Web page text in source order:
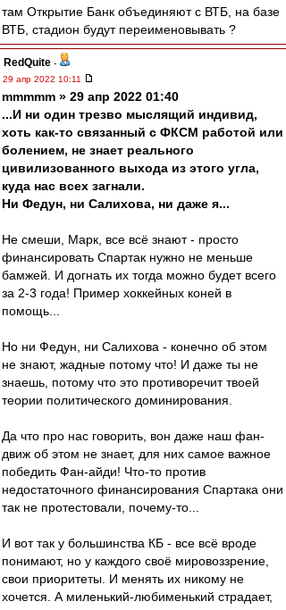
там Открытие Банк объединяют с ВТБ, на базе
ВТБ, стадион будут переименовывать ?
RedQuite -
29 апр 2022 10:11
mmmmm » 29 апр 2022 01:40
...И ни один трезво мыслящий индивид,
хоть как-то связанный с ФКСМ работой или
болением, не знает реального
цивилизованного выхода из этого угла,
куда нас всех загнали.
Ни Федун, ни Салихова, ни даже я...
Не смеши, Марк, все всё знают - просто
финансировать Спартак нужно не меньше
бамжей. И догнать их тогда можно будет всего
за 2-3 года! Пример хоккейных коней в
помощь...
Но ни Федун, ни Салихова - конечно об этом
не знают, жадные потому что! И даже ты не
знаешь, потому что это противоречит твоей
теории политического доминирования.
Да что про нас говорить, вон даже наш фан-
движ об этом не знает, для них самое важное
победить Фан-айди! Что-то против
недостаточного финансирования Спартака они
так не протестовали, почему-то...
И вот так у большинства КБ - все всё вроде
понимают, но у каждого своё мировоззрение,
свои приоритеты. И менять их никому не
хочется. А миленький-любименький страдает,